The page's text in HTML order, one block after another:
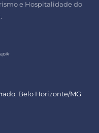
e Hospitalidade do
Belo Horizonte/MG